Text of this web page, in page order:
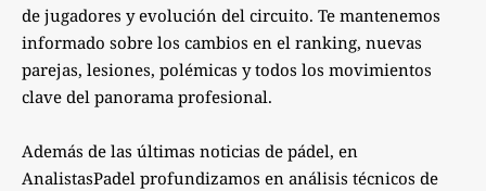
de jugadores y evolución del circuito. Te mantenemos
informado sobre los cambios en el ranking, nuevas
parejas, lesiones, polémicas y todos los movimientos
clave del panorama profesional.
Además de las últimas noticias de pádel, en
AnalistasPadel profundizamos en análisis técnicos de